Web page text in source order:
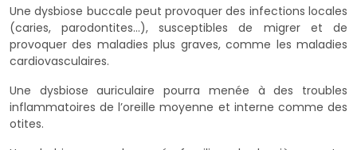
Une dysbiose buccale peut provoquer des infections locales
(caries, parodontites...), susceptibles de migrer et de
provoquer des maladies plus graves, comme les maladies
cardiovasculaires.
Une dysbiose auriculaire pourra menée à des troubles
inflammatoires de l’oreille moyenne et interne comme des
otites.